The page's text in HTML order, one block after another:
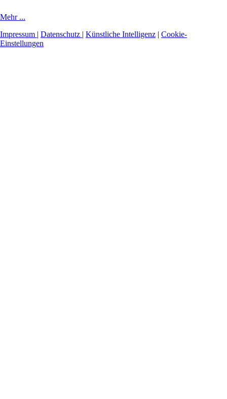
Mehr ...
Impressum | Datenschutz | Künstliche Intelligenz | Cookie-
Einstellungen